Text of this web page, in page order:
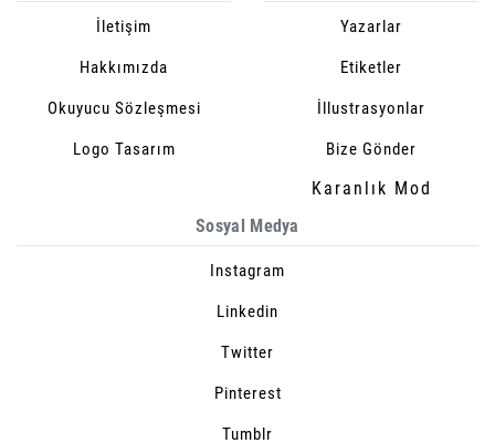
İletişim
Hakkımızda
Okuyucu Sözleşmesi
Logo Tasarım
Yazarlar
Etiketler
İllustrasyonlar
Bize Gönder
Karanlık Mod
Sosyal Medya
Instagram
Linkedin
Twitter
Pinterest
Tumblr